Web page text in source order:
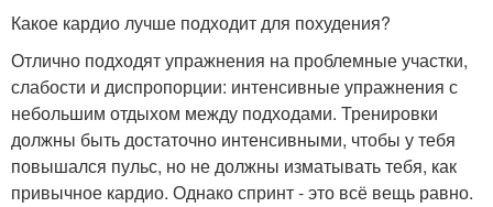
Какое кардио лучше подходит для похудения?
Отлично подходят упражнения на проблемные участки,
слабости и диспропорции: интенсивные упражнения с
небольшим отдыхом между подходами. Тренировки
должны быть достаточно интенсивными, чтобы у тебя
повышался пульс, но не должны изматывать тебя, как
привычное кардио. Однако спринт - это всё вещь равно.